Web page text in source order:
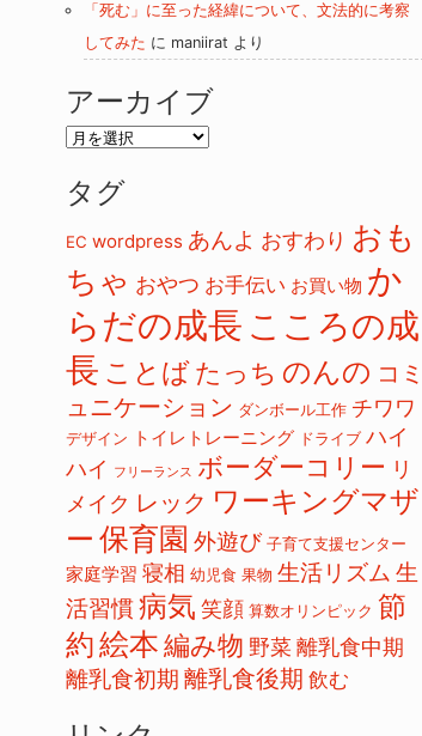
「死む」に至った経緯について、文法的に考察
してみた に maniirat より
アーカイブ
ア
カ
イ
ブ
タグ
EC wordpress あんよ おすわり おも
ちゃ おやつ お手伝い お買い物 か
らだの成長 こころの成
長 ことばたっち のんの コミ
ュニケーション ダンボール工作 チワワ
デザイン トイレトレーニング ドライブ ハイ
ハイ
フリーランス ボーダーコリー リ
メイク レック ワーキングマザ
ー 保育園 外遊び 子育て支援センター
家庭学習 寝相 幼児食 果物 生活リズム 生
活習慣病気 笑顔 算数オリンピック 節
約絵本編み物 野菜 離乳食中期
離乳食初期 離乳食後期 飲む